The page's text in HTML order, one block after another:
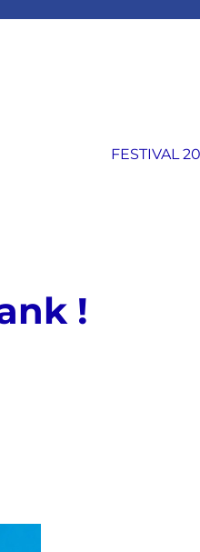
FESTIVAL
!